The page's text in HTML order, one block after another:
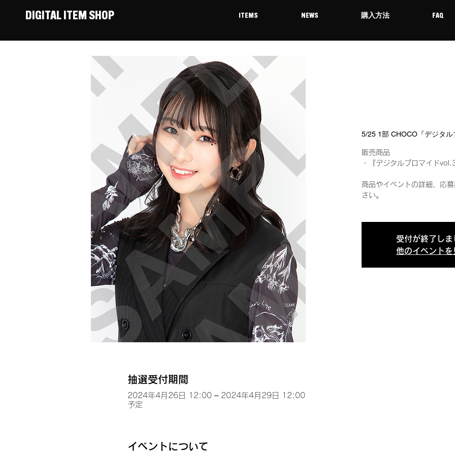
DIGITAL ITEM SHOP ITEMS NEWS 購入方法 FAQ
5/25 1部 CHOCO『デジタ
販売商品
・『デジタルブロマイド
商品やイベントの詳細、応
さい。
受付が終了しま
他のイベントを
抽選受付期間
2024年4月26日 12:00 – 2024年4月29日 12:00
予定
イベントについて